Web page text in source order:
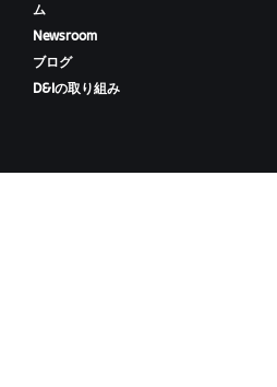
ム
Newsroom
ブログ
D&Iの取り組み